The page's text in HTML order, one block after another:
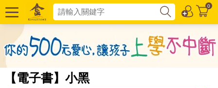
0
【電子書】小黑